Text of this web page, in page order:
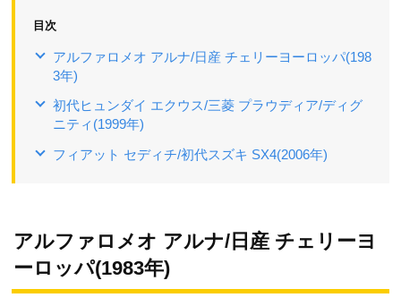
目次
アルファロメオ アルナ/日産 チェリーヨーロッパ(198
3年)
初代ヒュンダイ エクウス/三菱 プラウディア/ディグ
ニティ(1999年)
フィアット セディチ/初代スズキ SX4(2006年)
アルファロメオ アルナ/日産 チェリーヨ
ーロッパ(1983年)